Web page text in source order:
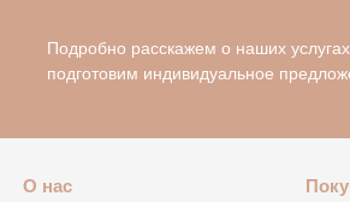
Подробно расскажем о наших
подготовим индивидуальное
О нас